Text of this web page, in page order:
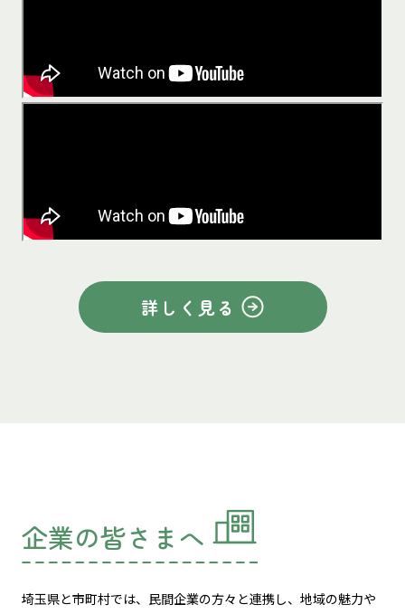
詳しく見る
企業の皆さまへ
埼玉県と市町村では、民間企業の方々と連携し、 地域の魅力や